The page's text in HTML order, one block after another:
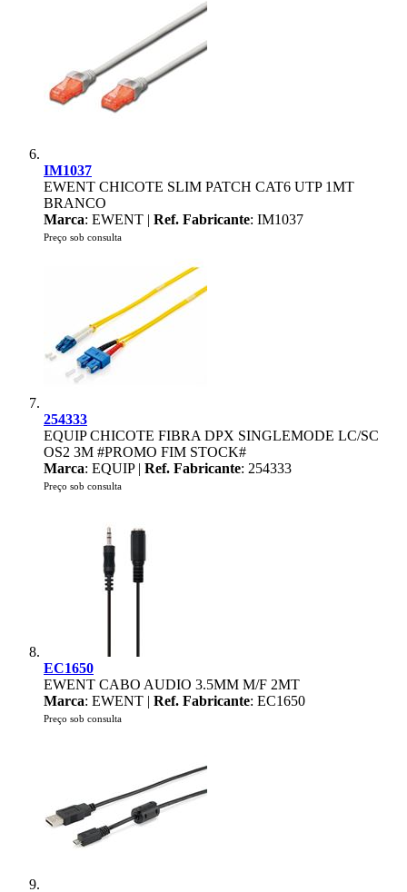
IM1037
EWENT CHICOTE SLIM PATCH CAT6 UTP 1MT
BRANCO
Marca: EWENT | Ref. Fabricante: IM1037
Preço sob consulta
254333
EQUIP CHICOTE FIBRA DPX SINGLEMODE LC/SC
OS2 3M #PROMO FIM STOCK#
Marca: EQUIP | Ref. Fabricante: 254333
Preço sob consulta
EC1650
EWENT CABO AUDIO 3.5MM M/F 2MT
Marca: EWENT | Ref. Fabricante: EC1650
Preço sob consulta